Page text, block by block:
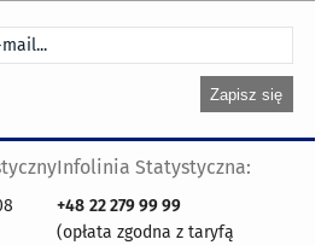
Infolinia Statystyczna:
+48 22 279 99 99
(opłata zgodna z taryfą